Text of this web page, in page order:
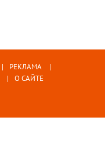
РЕКЛАМА
О САЙТЕ